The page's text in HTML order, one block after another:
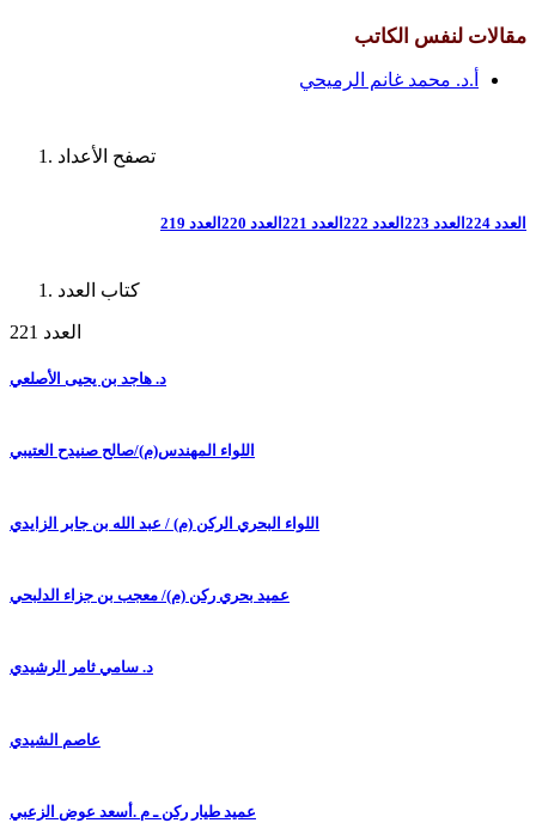
مقالات لنفس الكاتب
أ.د. محمد غانم الرميحي
تصفح الأعداد
العدد 224 العدد 223 العدد 222 العدد 221 العدد 220 العدد 219
كتاب العدد
العدد 221
د. هاجد بن يحيى الأصلعي
اللواء المهندس(م)/صالح صنيدح العتيبي
اللواء البحري الركن (م) / عبد الله بن جابر الزايدي
عميد بحري ركن (م)/ معجب بن جزاء الدلبحي
د. سامي ثامر الرشيدي
عاصم الشيدي
عميد طيار ركن ـ م .أسعد عوض الزعبي